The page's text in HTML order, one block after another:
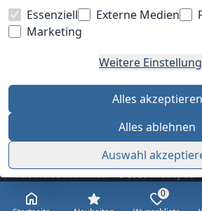
0
Essenziell
Externe Medien
Marketing
Weitere
Alles akzeptieren
Alles ablehnen
Auswahl
BEQUEM BEZAHLEN MIT
WIR VERSENDEN MIT
Alle Preise inkl. MwSt. · © 2026 finebuy.de
AGBDatenschutz Impressum Widerrufsrecht